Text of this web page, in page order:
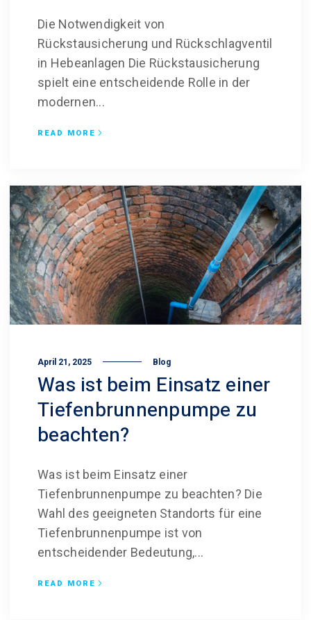
Die Notwendigkeit von
Rückstausicherung und Rückschlagventil
in Hebeanlagen Die Rückstausicherung
spielt eine entscheidende Rolle in der
modernen...
READ MORE
April 21, 2025 Blog
Was ist beim Einsatz einer
Tiefenbrunnen­pumpe zu
beachten?
Was ist beim Einsatz einer
Tiefenbrunnenpumpe zu beachten? Die
Wahl des geeigneten Standorts für eine
Tiefenbrunnenpumpe ist von
entscheidender Bedeutung,...
READ MORE